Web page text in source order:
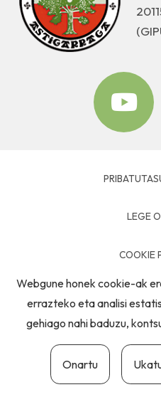
LEGE
COOKIE
Webgune honek cookie-ak
errazteko eta analisi
gehiago nahi baduzu,
Onartu